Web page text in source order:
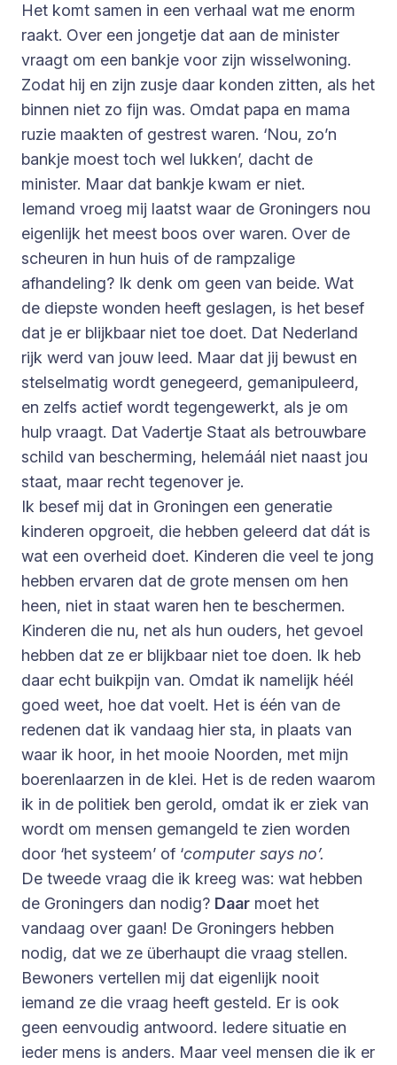
Het komt samen in een verhaal wat me enorm
raakt. Over een jongetje dat aan de minister
vraagt om een bankje voor zijn wisselwoning.
Zodat hij en zijn zusje daar konden zitten, als het
binnen niet zo fijn was. Omdat papa en mama
ruzie maakten of gestrest waren. ‘Nou, zo’n
bankje moest toch wel lukken’, dacht de
minister. Maar dat bankje kwam er niet.
Iemand vroeg mij laatst waar de Groningers nou
eigenlijk het meest boos over waren. Over de
scheuren in hun huis of de rampzalige
afhandeling? Ik denk om geen van beide. Wat
de diepste wonden heeft geslagen, is het besef
dat je er blijkbaar niet toe doet. Dat Nederland
rijk werd van jouw leed. Maar dat jij bewust en
stelselmatig wordt genegeerd, gemanipuleerd,
en zelfs actief wordt tegengewerkt, als je om
hulp vraagt. Dat Vadertje Staat als betrouwbare
schild van bescherming, helemáál niet naast jou
staat, maar recht tegenover je.
Ik besef mij dat in Groningen een generatie
kinderen opgroeit, die hebben geleerd dat dát is
wat een overheid doet. Kinderen die veel te jong
hebben ervaren dat de grote mensen om hen
heen, niet in staat waren hen te beschermen.
Kinderen die nu, net als hun ouders, het gevoel
hebben dat ze er blijkbaar niet toe doen. Ik heb
daar echt buikpijn van. Omdat ik namelijk héél
goed weet, hoe dat voelt. Het is één van de
redenen dat ik vandaag hier sta, in plaats van
waar ik hoor, in het mooie Noorden, met mijn
boerenlaarzen in de klei. Het is de reden waarom
ik in de politiek ben gerold, omdat ik er ziek van
wordt om mensen gemangeld te zien worden
door ‘het systeem’ of ‘computer says no’.
De tweede vraag die ik kreeg was: wat hebben
de Groningers dan nodig? Daar moet het
vandaag over gaan! De Groningers hebben
nodig, dat we ze überhaupt die vraag stellen.
Bewoners vertellen mij dat eigenlijk nooit
iemand ze die vraag heeft gesteld. Er is ook
geen eenvoudig antwoord. Iedere situatie en
ieder mens is anders. Maar veel mensen die ik er